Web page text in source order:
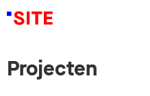
Projecten